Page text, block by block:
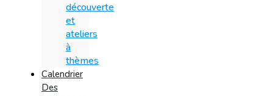
découverte
et
ateliers
à
thèmes
Calendrier
Des